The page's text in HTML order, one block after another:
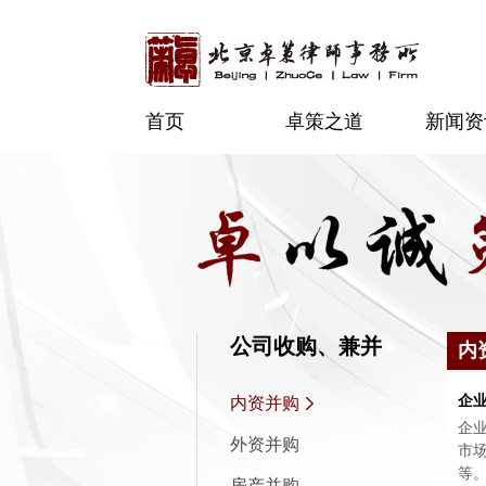
首页 卓策之道 新闻
公司收购、兼并
内资并购
外资并购
内
企
企
市
等